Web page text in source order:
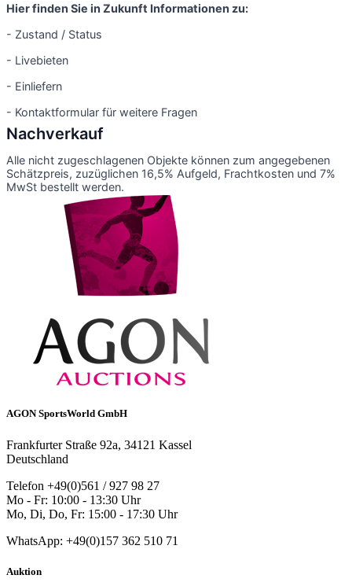
Hier finden Sie in Zukunft Informationen zu:
- Zustand / Status
- Livebieten
- Einliefern
- Kontaktformular für weitere Fragen
Nachverkauf
Alle nicht zugeschlagenen Objekte können zum angegebenen
Schätzpreis, zuzüglichen 16,5% Aufgeld, Frachtkosten und 7%
MwSt bestellt werden.
AGON SportsWorld GmbH
Frankfurter Straße 92a, 34121 Kassel
Deutschland
Telefon +49(0)561 / 927 98 27
Mo - Fr: 10:00 - 13:30 Uhr
Mo, Di, Do, Fr: 15:00 - 17:30 Uhr
WhatsApp: +49(0)157 362 510 71
Auktion